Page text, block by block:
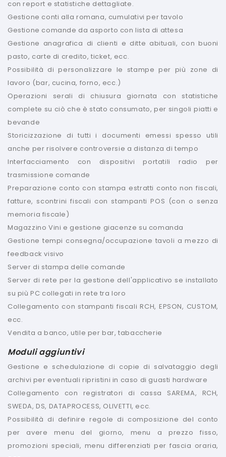
con report e statistiche dettagliate.
Gestione conti alla romana, cumulativi per tavolo
Gestione comande da asporto con lista di attesa
Gestione anagrafica di clienti e ditte abituali, con buoni
pasto, carte di credito, ticket, ecc.
Possibilità di personalizzare le stampe per più zone di
lavoro (bar, cucina, forno, ecc.)
Operazioni serali di chiusura giornata con statistiche
complete su ciò che è stato consumato, per singoli piatti e
bevande
Storicizzazione di tutti i documenti emessi spesso utili
anche per risolvere controversie a distanza di tempo
Interfacciamento con dispositivi portatili radio per
trasmissione comande
Preparazione conto con stampa estratti conto non fiscali,
fatture, scontrini fiscali con stampanti POS (con o senza
memoria fiscale)
Magazzino Vini e gestione giacenze su comanda
Gestione tempi consegna/occupazione tavoli a mezzo di
feedback visivo
Server di stampa delle comande
Server di rete per la gestione dell'applicativo se installato
su più PC collegati in rete tra loro
Collegamento con stampanti fiscali RCH, EPSON, CUSTOM,
ecc.
Vendita a banco, utile per bar, tabaccherie
Moduli aggiuntivi
Gestione e schedulazione di copie di salvataggio degli
archivi per eventuali ripristini in caso di guasti hardware
Collegamento con registratori di cassa SAREMA, RCH,
SWEDA, DS, DATAPROCESS, OLIVETTI, ecc.
Possibilità di definire regole di composizione del conto
per avere menu del giorno, menu a prezzo fisso,
promozioni speciali, menu differenziati per fascia oraria,